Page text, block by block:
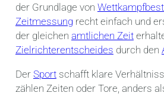
der Grundlage von
Zeitmessung recht einfach und
der gleichen amtlichen Zeit
Zielrichterentscheides durch den
Der Sportschafft klare
zählen Zeiten oder Tore, anders